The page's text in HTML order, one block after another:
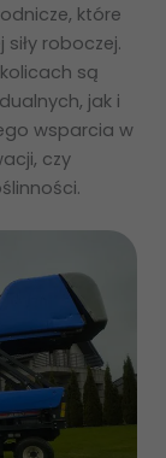
które
roboczej.
są
jak i
wsparcia w
czy